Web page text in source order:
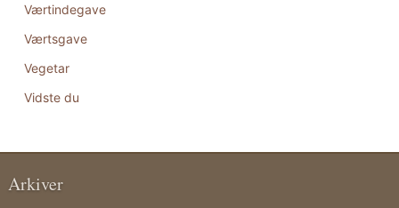
Værtindegave
Værtsgave
Vegetar
Vidste du
Arkiver